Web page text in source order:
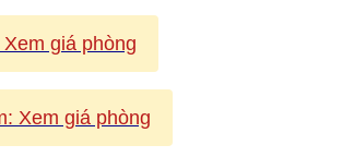
Xem giá phòng
Xem giá phòng